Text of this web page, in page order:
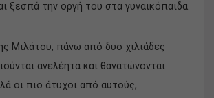
ξεσπά την οργή του στα γυναικόπαιδα.
Μιλάτου, πάνω από δυο χιλιάδες
ανελέητα και θανατώνονται
οι πιο άτυχοι από αυτούς,